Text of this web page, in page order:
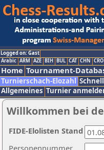
Logged on: Gast
Arabic ARM AZE BIH BUL CAT CHN CRO
Home Tournament-
Turnierschach-Elozahl
Allgemeines Turnier
Willkommen bei
Personennummer
FIDE-Elolisten Stand